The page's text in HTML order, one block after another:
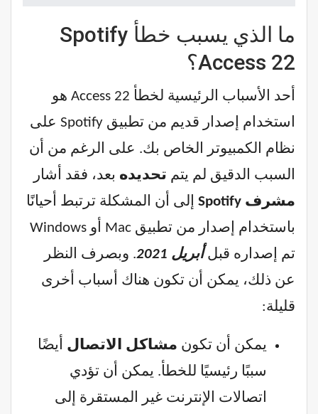
ما الذي يسبب خطأ Spotify
Access 22؟
أحد الأسباب الرئيسية لخطأ Access 22 هو
استخدام إصدار قديم من تطبيق Spotify على
نظام الكمبيوتر الخاص بك. على الرغم من أن
السبب الدقيق لم يتم تحديده بعد، فقد أشار
مشرف Spotify
إلى أن المشكلة ترتبط أحيانًا
باستخدام إصدار من تطبيق Mac أو Windows
تم إصداره قبلأبريل 2021
. وبصرف النظر
عن ذلك، يمكن أن تكون هناك أسباب أخرى
قليلة:
يمكن أن تكون مشاكل الاتصال أيضًا
سببًا رئيسيًا للخطأ. يمكن أن تؤدي
اتصالات الإنترنت غير المستقرة إلى